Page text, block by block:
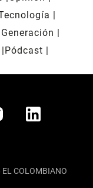
Generación
Pódcast
COLOMBIANO